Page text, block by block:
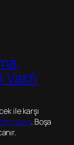
ile karşı
. Boşa